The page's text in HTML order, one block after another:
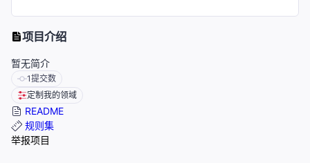
项目介绍
暂无简介
1提交数
定制我的领域
README
规则集
举报项目